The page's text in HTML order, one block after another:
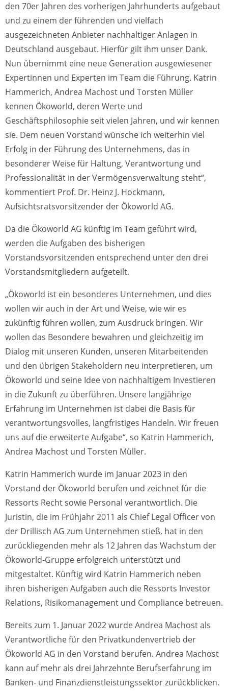
den 70er Jahren des vorherigen Jahrhunderts aufgebaut
und zu einem der führenden und vielfach
ausgezeichneten Anbieter nachhaltiger Anlagen in
Deutschland ausgebaut. Hierfür gilt ihm unser Dank.
Nun übernimmt eine neue Generation ausgewiesener
Expertinnen und Experten im Team die Führung. Katrin
Hammerich, Andrea Machost und Torsten Müller
kennen Ökoworld, deren Werte und
Geschäftsphilosophie seit vielen Jahren, und wir kennen
sie. Dem neuen Vorstand wünsche ich weiterhin viel
Erfolg in der Führung des Unternehmens, das in
besonderer Weise für Haltung, Verantwortung und
Professionalität in der Vermögensverwaltung steht“,
kommentiert Prof. Dr. Heinz J. Hockmann,
Aufsichtsratsvorsitzender der Ökoworld AG.
Da die Ökoworld AG künftig im Team geführt wird,
werden die Aufgaben des bisherigen
Vorstandsvorsitzenden entsprechend unter den drei
Vorstandsmitgliedern aufgeteilt.
„Ökoworld ist ein besonderes Unternehmen, und dies
wollen wir auch in der Art und Weise, wie wir es
zukünftig führen wollen, zum Ausdruck bringen. Wir
wollen das Besondere bewahren und gleichzeitig im
Dialog mit unseren Kunden, unseren Mitarbeitenden
und den übrigen Stakeholdern neu interpretieren, um
Ökoworld und seine Idee von nachhaltigem Investieren
in die Zukunft zu überführen. Unsere langjährige
Erfahrung im Unternehmen ist dabei die Basis für
verantwortungsvolles, langfristiges Handeln. Wir freuen
uns auf die erweiterte Aufgabe“, so Katrin Hammerich,
Andrea Machost und Torsten Müller.
Katrin Hammerich wurde im Januar 2023 in den
Vorstand der Ökoworld berufen und zeichnet für die
Ressorts Recht sowie Personal verantwortlich. Die
Juristin, die im Frühjahr 2011 als Chief Legal Officer von
der Drillisch AG zum Unternehmen stieß, hat in den
zurückliegenden mehr als 12 Jahren das Wachstum der
Ökoworld-Gruppe erfolgreich unterstützt und
mitgestaltet. Künftig wird Katrin Hammerich neben
ihren bisherigen Aufgaben auch die Ressorts Investor
Relations, Risikomanagement und Compliance betreuen.
Bereits zum 1. Januar 2022 wurde Andrea Machost als
Verantwortliche für den Privatkundenvertrieb der
Ökoworld AG in den Vorstand berufen. Andrea Machost
kann auf mehr als drei Jahrzehnte Berufserfahrung im
Banken- und Finanzdienstleistungssektor zurückblicken.